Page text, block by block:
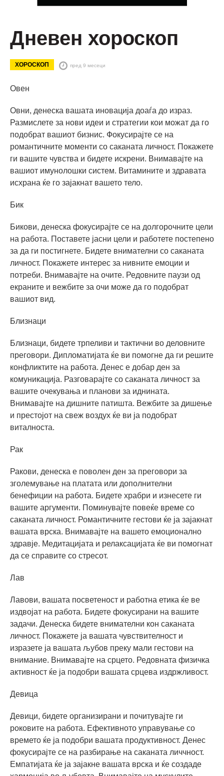
Дневен хороскоп
ХОРОСКОП пред 9 месеци
Овен
Овни, денеска вашата иновација доаѓа до израз.
Размислете за нови идеи и стратегии кои можат да го
подобрат вашиот бизнис. Фокусирајте се на
романтичните моменти со саканата личност. Покажете
ги вашите чувства и бидете искрени. Внимавајте на
вашиот имунолошки систем. Витамините и здравата
исхрана ќе го зајакнат вашето тело.
Бик
Бикови, денеска фокусирајте се на долгорочните цели
на работа. Поставете јасни цели и работете постепено
за да ги постигнете. Бидете внимателни со саканата
личност. Покажете интерес за нивните емоции и
потреби. Внимавајте на очите. Редовните паузи од
екраните и вежбите за очи може да го подобрат
вашиот вид.
Близнаци
Близнаци, бидете трпеливи и тактични во деловните
преговори. Дипломатијата ќе ви помогне да ги решите
конфликтите на работа. Денес е добар ден за
комуникација. Разговарајте со саканата личност за
вашите очекувања и планови за иднината.
Внимавајте на дишните патишта. Вежбите за дишење
и престојот на свеж воздух ќе ви ја подобрат
виталноста.
Рак
Ракови, денеска е поволен ден за преговори за
зголемување на платата или дополнителни
бенефиции на работа. Бидете храбри и изнесете ги
вашите аргументи. Поминувајте повеќе време со
саканата личност. Романтичните гестови ќе ја зајакнат
вашата врска. Внимавајте на вашето емоционално
здравје. Медитацијата и релаксацијата ќе ви помогнат
да се справите со стресот.
Лав
Лавови, вашата посветеност и работна етика ќе ве
издвојат на работа. Бидете фокусирани на вашите
задачи. Денеска бидете внимателни кон саканата
личност. Покажете ја вашата чувствителност и
изразете ја вашата љубов преку мали гестови на
внимание. Внимавајте на срцето. Редовната физичка
активност ќе ја подобри вашата срцева издржливост.
Девица
Девици, бидете организирани и почитувајте ги
роковите на работа. Ефективното управување со
времето ќе ја подобри вашата продуктивност. Денес
фокусирајте се на разбирање на саканата личчност.
Емпатијата ќе ја зајакне вашата врска и ќе создаде